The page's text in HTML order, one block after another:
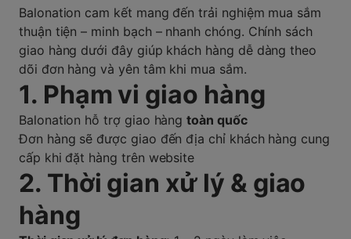
Balonation cam kết mang đến trải nghiệm mua sắm
thuận tiện – minh bạch – nhanh chóng. Chính sách
giao hàng dưới đây giúp khách hàng dễ dàng theo
dõi đơn hàng và yên tâm khi mua sắm.
1. Phạm vi giao hàng
Balonation hỗ trợ giao hàngtoàn quốc
Đơn hàng sẽ được giao đến địa chỉ khách hàng cung
cấp khi đặt hàng trên website
2. Thời gian xử lý & giao
hàng